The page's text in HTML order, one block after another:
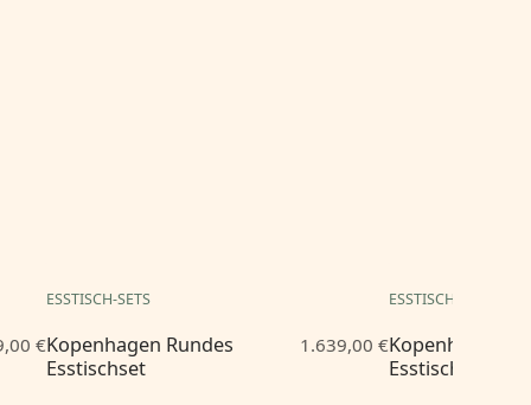
€
ESSTISCH-SETS
Kopenhagen Rundes
Esstischset
1.639,00 €
ESSTISCH-SETS
Kopenhagen
Esstischset